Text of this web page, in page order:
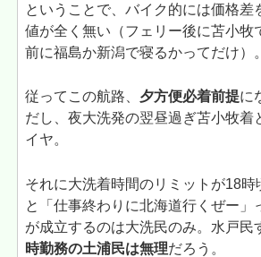
ということで、バイク的には価格差
値が全く無い（フェリー後に苫小牧
前に福島か新潟で寝るかってだけ）。
従ってこの航路、 夕方便必着前提に
だし、夜大洗発の翌昼過ぎ苫小牧着
イヤ。
それに大洗着時間のリミットが18時
と「仕事終わりに北海道行くぜー」
が成立するのは大洗民のみ。水戸民
時勤務の土浦民は無理だろう。